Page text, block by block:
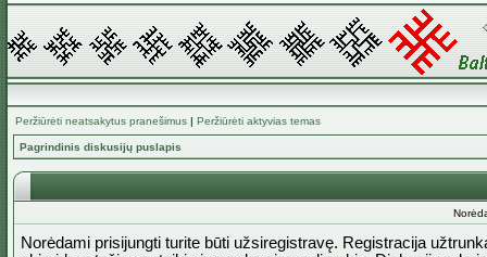
Peržiūrėti neatsakytus pranešimus | Peržiūrėti aktyvias temas
Pagrindinis diskusijų puslapis
Norėdami prisijungti turite būti užsiregistravę. Registracija